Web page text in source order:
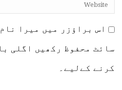
اس براؤزر میں میرا
سائٹ محفوظ رکھیں اگلی
کرنے کےلیے۔